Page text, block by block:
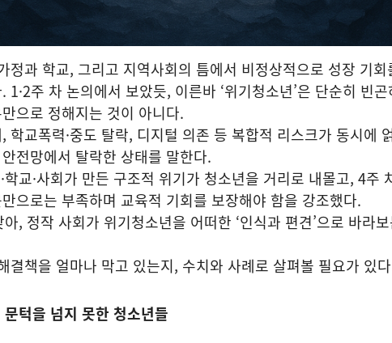
정과 학교, 그리고 지역사회의 틈에서 비정상적으로 성장 기
1·2주 차 논의에서 보았듯, 이른바 ‘위기청소년’은 단순히 빈
으로 정해지는 것이 아니다.
학교폭력·중도 탈락, 디지털 의존 등 복합적 리스크가 동시에
전망에서 탈락한 상태를 말한다.
학교·사회가 만든 구조적 위기가 청소년을 거리로 내몰고, 4주
으로는 부족하며 교육적 기회를 보장해야 함을 강조했다.
, 정작 사회가 위기청소년을 어떠한 ‘인식과 편견’으로 바라
결책을 얼마나 막고 있는지, 수치와 사례로 살펴볼 필요가 있
턱을 넘지 못한 청소년들